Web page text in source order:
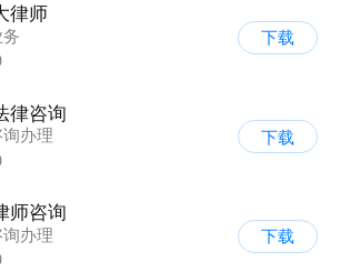
律师
下载
律咨询
办理
下载
师咨询
办理
下载